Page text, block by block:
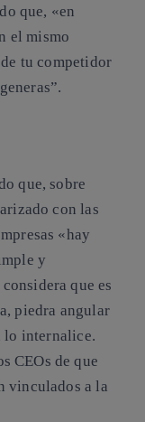
que, «en
el mismo
tu competidor
que, sobre
con las
«hay
y
que es
piedra angular
lo internalice.
CEOs de que
vinculados a la